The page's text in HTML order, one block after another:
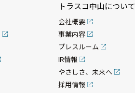
トラスコ中山について
会社概要
事業内容
プレスルーム
IR情報
やさしさ、未来へ
採用情報